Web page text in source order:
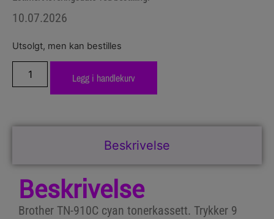
10.07.2026
Utsolgt, men kan bestilles
Legg i handlekurv
Beskrivelse
Beskrivelse
Brother TN-910C cyan tonerkassett. Trykker 9